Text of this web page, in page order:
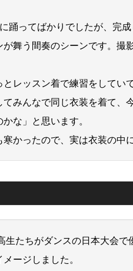
踊ってばかりでしたが、完
舞う間奏のシーンです。
レッスン着で練習をして
みんなで同じ衣装を着て
な」と思います。
かったので、実は衣装の中
生たちがダンスの日本大会
ージしました。